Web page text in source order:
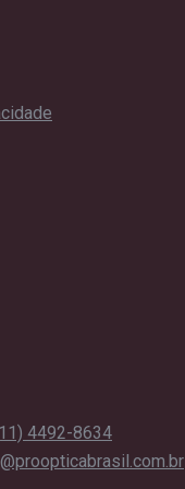
4492-8634